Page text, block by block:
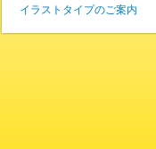
イラストタイプのご案内